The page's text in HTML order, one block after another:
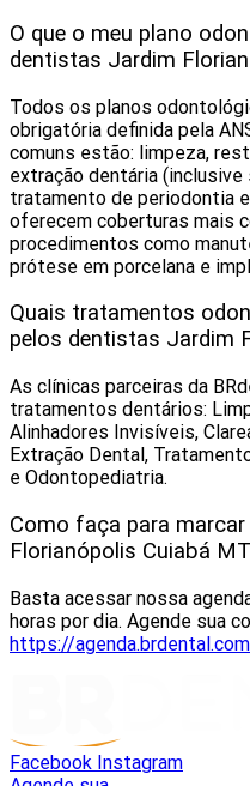
O que o meu plano
dentistas Jardim
Todos os planos
obrigatória definida pela
comuns estão: limpeza,
extração dentária
tratamento de periodontia
oferecem coberturas mais
procedimentos como
prótese em porcelana e
Quais tratamentos
pelos dentistas Jardim
As clínicas parceiras da
tratamentos dentários:
Alinhadores Invisíveis,
Extração Dental,
e Odontopediatria.
Como faça para
Florianópolis Cuiabá
Basta acessar nossa
horas por dia. Agende sua
https://
Facebook Instagram